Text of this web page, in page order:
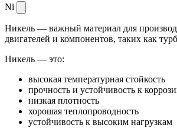
Ni
Никель — важный материал для
двигателей и компонентов, таких как
Никель — это:
высокая температурная стойкость
прочность и устойчивость к
низкая плотность
хорошая теплопроводность
устойчивость к высоким нагрузкам